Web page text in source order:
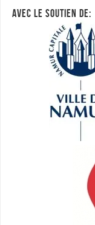
AVEC LE SOUTIEN DE: